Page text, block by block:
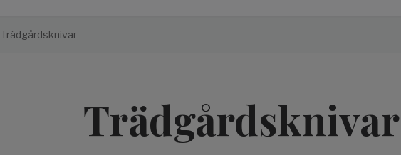
Trädgårdsknivar
Trädgårdsknivar